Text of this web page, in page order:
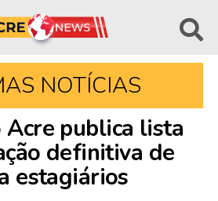
NOTÍCIAS
Acre publica lista
definitiva de
estagiários